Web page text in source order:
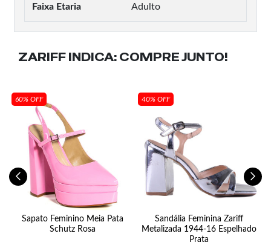
Faixa Etaria Adulto
ZARIFF INDICA: COMPRE JUNTO!
60% OFF
Sapato Feminino Meia Pata
Schutz Rosa
40% OFF
Sandália Feminina Zariff
Metalizada 1944-16 Espelhado
Prata